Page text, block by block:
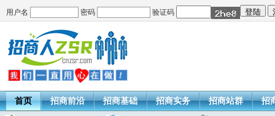
用户名 密码 验证码
首页 招商前沿 招商基础 招商实务 招商站群 招